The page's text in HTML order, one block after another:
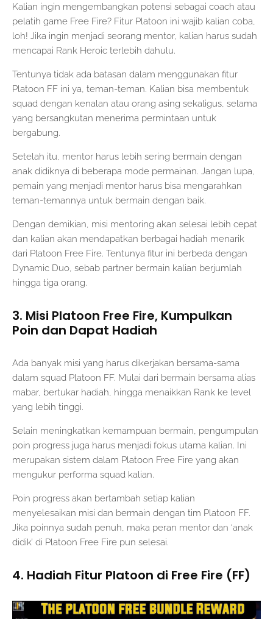
Kalian ingin mengembangkan potensi sebagai coach atau
pelatih game Free Fire? Fitur Platoon ini wajib kalian coba,
loh! Jika ingin menjadi seorang mentor, kalian harus sudah
mencapai Rank Heroic terlebih dahulu.
Tentunya tidak ada batasan dalam menggunakan fitur
Platoon FF ini ya, teman-teman. Kalian bisa membentuk
squad dengan kenalan atau orang asing sekaligus, selama
yang bersangkutan menerima permintaan untuk
bergabung.
Setelah itu, mentor harus lebih sering bermain dengan
anak didiknya di beberapa mode permainan. Jangan lupa,
pemain yang menjadi mentor harus bisa mengarahkan
teman-temannya untuk bermain dengan baik.
Dengan demikian, misi mentoring akan selesai lebih cepat
dan kalian akan mendapatkan berbagai hadiah menarik
dari Platoon Free Fire. Tentunya fitur ini berbeda dengan
Dynamic Duo, sebab partner bermain kalian berjumlah
hingga tiga orang.
3. Misi Platoon Free Fire, Kumpulkan
Poin dan Dapat Hadiah
Ada banyak misi yang harus dikerjakan bersama-sama
dalam squad Platoon FF. Mulai dari bermain bersama alias
mabar, bertukar hadiah, hingga menaikkan Rank ke level
yang lebih tinggi.
Selain meningkatkan kemampuan bermain, pengumpulan
poin progress juga harus menjadi fokus utama kalian. Ini
merupakan sistem dalam Platoon Free Fire yang akan
mengukur performa squad kalian.
Poin progress akan bertambah setiap kalian
menyelesaikan misi dan bermain dengan tim Platoon FF.
Jika poinnya sudah penuh, maka peran mentor dan ‘anak
didik’ di Platoon Free Fire pun selesai.
4. Hadiah Fitur Platoon di Free Fire (FF)